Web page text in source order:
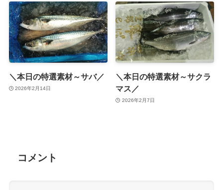
＼本日の特選素材～サバ／
2026年2月14日
＼本日の特選素材～サクラ
マス／
2026年2月7日
コメント